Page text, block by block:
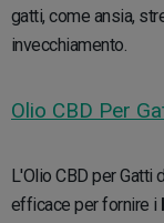
gatti, come ansia,
invecchiamento.
Olio CBD Per
L'Olio CBD per Gatti
efficace per fornire i